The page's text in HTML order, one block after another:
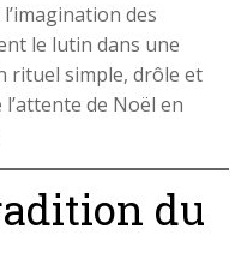
des
le lutin dans une
rituel simple, drôle et
de Noël en
du